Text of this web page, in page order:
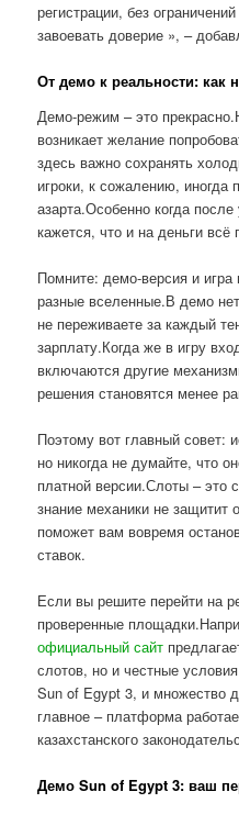
регистрации, без
завоевать доверие », –
От демо к реальности: как
Демо-режим – это
возникает желание
здесь важно сохранять
игроки, к сожалению, иногда
азарта.Особенно когда
кажется, что и на деньги всё
Помните: демо-версия и игра
разные вселенные.В демо
не переживаете за каждый
зарплату.Когда же в игру
включаются другие
решения становятся менее
Поэтому вот главный совет:
но никогда не думайте, что
платной версии.Слоты – это
знание механики не защитит
поможет вам вовремя
ставок.
Если вы решите перейти на
проверенные
официальный сайт
слотов, но и честные
Sun of Egypt 3, и множество
главное – платформа
казахстанского
Демо Sun of Egypt 3: ваш